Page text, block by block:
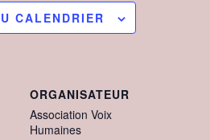
CALENDRIER
ORGANISATEUR
Association Voix
Humaines